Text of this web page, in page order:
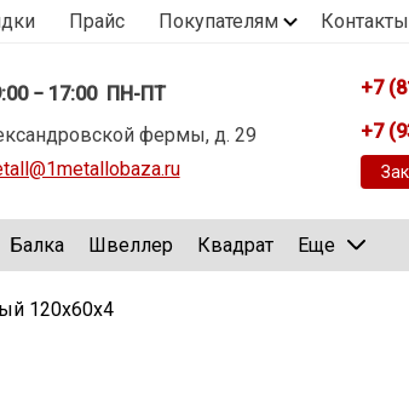
Прайс Покупателям Контакты
− 17:00 ПН-ПТ
фермы, д. 29
+7
+7
Балка Швеллер Квадрат Еще
120х60х4